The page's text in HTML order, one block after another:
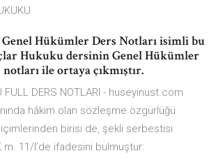
Hükümler Ders Notları isimli bu
Hukuku dersinin Genel Hükümler
ile ortaya çıkmıştır.
FULL DERS NOTLARI - huseyinust.com
hâkim olan sözleşme özgürlüğü
birisi de, şekli serbestisi
m. 11/I’de ifadesini bulmuştur: